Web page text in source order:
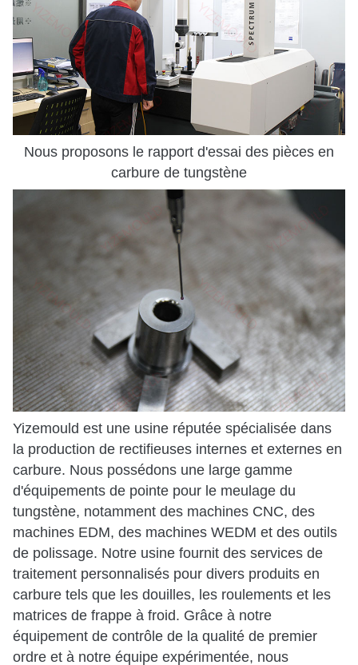
Nous proposons le rapport d'essai des pièces en
carbure de tungstène
Yizemould est une usine réputée spécialisée dans
la production de rectifieuses internes et externes en
carbure. Nous possédons une large gamme
d'équipements de pointe pour le meulage du
tungstène, notamment des machines CNC, des
machines EDM, des machines WEDM et des outils
de polissage. Notre usine fournit des services de
traitement personnalisés pour divers produits en
carbure tels que les douilles, les roulements et les
matrices de frappe à froid. Grâce à notre
équipement de contrôle de la qualité de premier
ordre et à notre équipe expérimentée, nous